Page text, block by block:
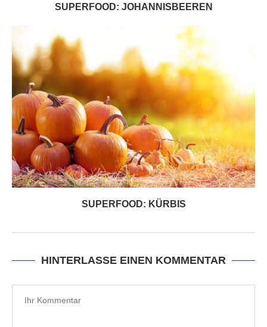
SUPERFOOD: JOHANNISBEEREN
SUPERFOOD: KÜRBIS
HINTERLASSE EINEN KOMMENTAR